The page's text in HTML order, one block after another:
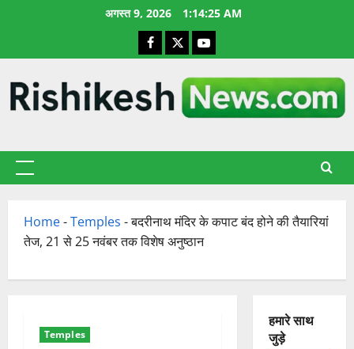
अगस्त 9, 2026 1:14:26 AM
Facebook
X YouTube
प्राथमिक
Home-Temples -बदरीनाथ मंदिर के कपाट बंद होने की तैयारियां
तेज, 21 से 25 नवंबर तक विशेष अनुष्ठान
Temples
हमारे साथ
जुड़े